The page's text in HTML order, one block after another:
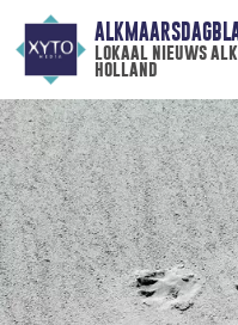
lokaal nieuws
holland